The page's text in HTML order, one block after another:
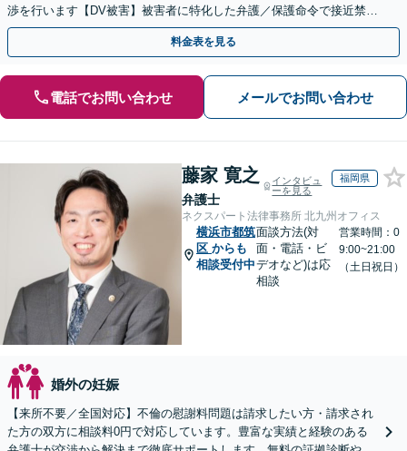
渉を行います【DV被害】被害者に特化した弁護／保護命令で接近禁止
措置【初回相談30分無料】
料金表を見る
電話でお問い合わせ メールでお問い合わせ
藤家 寛之
弁護士
インタビュ
ーを見る
福岡県
ネクスパート法律事務所 北九州オフィス
横浜市都筑
区 からも
相談受付中
面談方法(対
面・電話・ビ
デオなど)は応
相談
営業時間：0
9:00~21:00
（土日祝日）
婚外の妊娠
【来所不要／全国対応】不倫の慰謝料問題は請求したい方・請求され
た方の双方に相談料0円で対応しています。豊富な実績と経験のある